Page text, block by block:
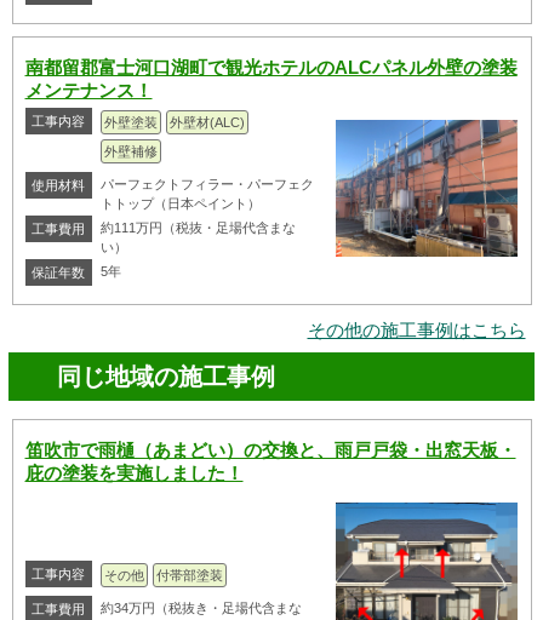
南都留郡富士河口湖町で観光ホテルのALCパネル外壁の塗装
メンテナンス！
工事内容 外壁塗装
外壁材(ALC)
外壁補修
使用材料
パーフェクトフィラー・パーフェク
トトップ（日本ペイント）
工事費用
約111万円（税抜・足場代含まな
い）
保証年数
5年
その他の施工事例はこちら
同じ地域の施工事例
笛吹市で雨樋（あまどい）の交換と、雨戸戸袋・出窓天板・
庇の塗装を実施しました！
工事内容 その他 付帯部塗装
工事費用
約34万円（税抜き・足場代含まな